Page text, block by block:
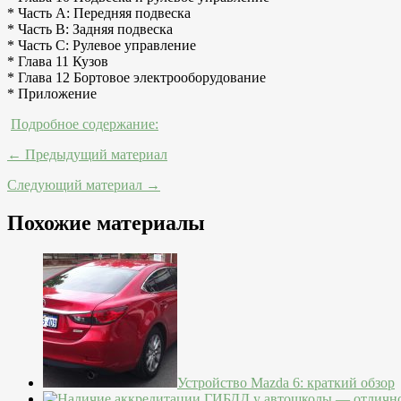
* Часть А: Передняя подвеска
* Часть В: Задняя подвеска
* Часть С: Рулевое управление
* Глава 11 Кузов
* Глава 12 Бортовое электрооборудование
* Приложение
Подробное содержание:
← Предыдущий материал
Следующий материал →
Похожие материалы
Устройство Mazda 6: краткий обзор